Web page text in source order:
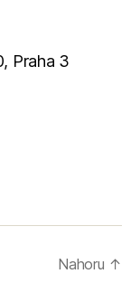
Praha 3
Nahoru ↑